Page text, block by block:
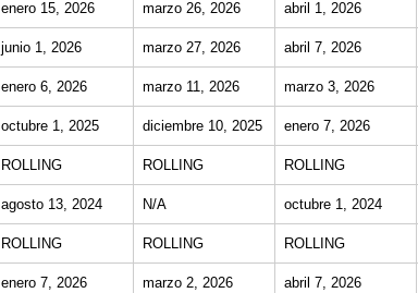
enero 15, 2026 marzo 26, 2026 abril 1, 2026
junio 1, 2026 marzo 27, 2026 abril 7, 2026
enero 6, 2026 marzo 11, 2026 marzo 3, 2026
octubre 1, 2025 diciembre 10, 2025 enero 7, 2026
ROLLING ROLLING ROLLING
agosto 13, 2024 N/A octubre 1, 2024
ROLLING ROLLING ROLLING
enero 7, 2026 marzo 2, 2026 abril 7, 2026